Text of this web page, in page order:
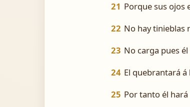
21 Porque sus ojos
22 No hay tinieblas
23 No carga pues
24 El quebrantará
25 Por tanto él